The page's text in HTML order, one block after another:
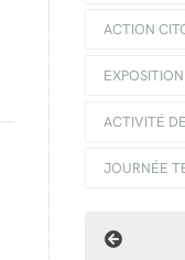
ACTION
EXPOSITION
ACTIVITÉ
JOURNÉE